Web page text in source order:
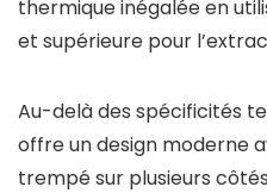
thermique inégalée en
et supérieure pour
Au-delà des spécificités
offre un design moderne
trempé sur plusieurs